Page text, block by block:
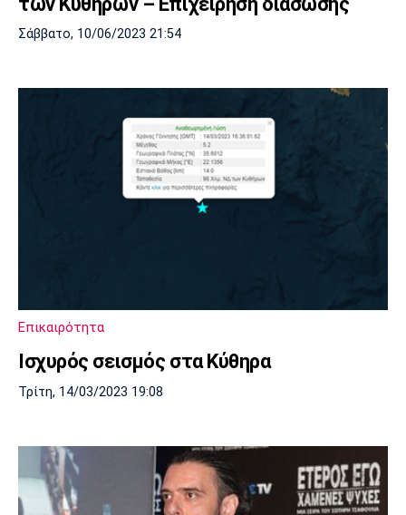
Σάββατο, 10/06/2023 21:54
Επικαιρότητα
Iσχυρός σεισμός στα Κύθηρα
Τρίτη, 14/03/2023 19:08